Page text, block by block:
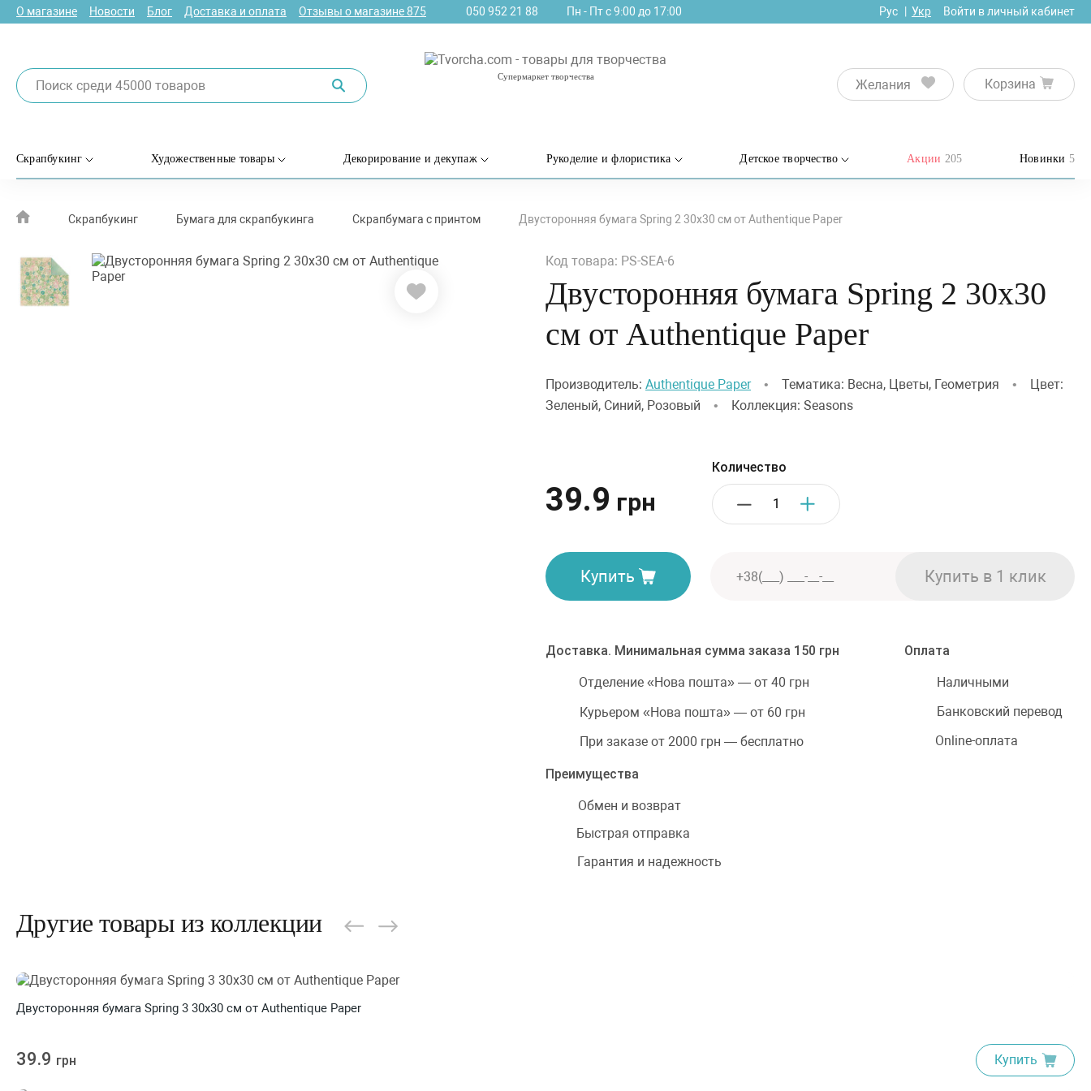
О магазине Новости Блог Доставка и оплата Отзывы о магазине875 050 952 21 88 Пн - Пт с 9:00 до 17:00 Рус Укр Войти в личный кабинет
Супермаркет творчества
Желания Корзина
Скрапбукинг Художественные товары Декорирование и декупаж Рукоделие и флористика Детское творчество Акции 205 Новинки 5
Скрапбукинг Бумага для скрапбукинга Скрапбумага с принтом Двусторонняя бумага Spring 2 30х30 см от Authentique Paper
Код товара: PS-SEA-6
Двусторонняя бумага Spring 2 30х30
см от Authentique Paper
Производитель: Authentique Paper • Тематика: Весна, Цветы, Геометрия •
Цвет:
Зеленый, Синий, Розовый
• Коллекция: Seasons
39.9 грн
Количество
Купить
Доставка. Минимальная сумма заказа 150 грн
Отделение «Нова пошта» — от 40 грн
Курьером «Нова пошта» — от 60 грн
При заказе от 2000 грн — бесплатно
Оплата
Наличными
Банковский перевод
Online-оплата
Преимущества
Обмен и возврат
Быстрая отправка
Гарантия и надежность
Другие товары из коллекции
Двусторонняя бумага Spring 3 30х30 см от Authentique Paper
39.9 грн Купить